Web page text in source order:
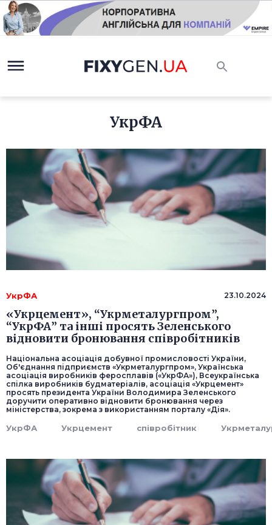
УкрФА
УкрФА 23.10.2024
«Укрцемент», “Укрметалургпром”,
“УкрФА” та інші просять Зеленського
відновити бронювання співробітників
Національна асоціація добувної промисловості України,
Об'єднання підприємств «Укрметалургпром», Українська
асоціація виробників феросплавів («УкрФА»), Всеукраїнська
спілка виробників будматеріалів, асоціація «Укрцемент»
просять президента України Володимира Зеленського
доручити оперативно відновити бронювання через
міністерства, зокрема з використанням порталу «Дія».
УкрФА Укрцемент співробітник